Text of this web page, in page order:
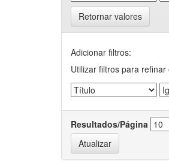
Retornar valores
Adicionar filtros:
Utilizar filtros para
Resultados/Página